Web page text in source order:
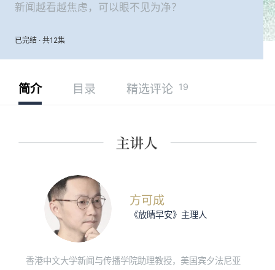
新闻越看越焦虑，可以眼不见为净？
已完结 · 共12集
简介 目录 精选评论 19
方可成
《放晴早安》主理人
香港中文大学新闻与传播学院助理教授，美国宾夕法尼亚